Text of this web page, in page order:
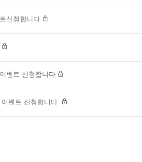
신청합니다
벤트 신청합니다
벤트 신청합니다.